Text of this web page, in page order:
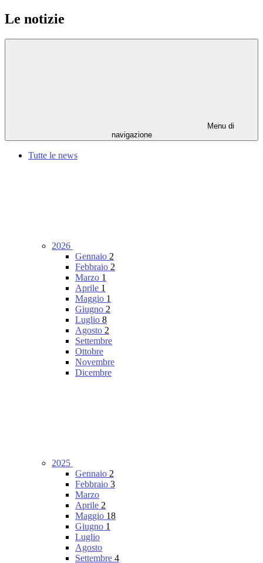
Le notizie
Menu di
navigazione
Tutte le news
2026
Gennaio 2
Febbraio 2
Marzo 1
Aprile 1
Maggio 1
Giugno 2
Luglio 8
Agosto 2
Settembre
Ottobre
Novembre
Dicembre
2025
Gennaio 2
Febbraio 3
Marzo
Aprile 2
Maggio 18
Giugno 1
Luglio
Agosto
Settembre 4